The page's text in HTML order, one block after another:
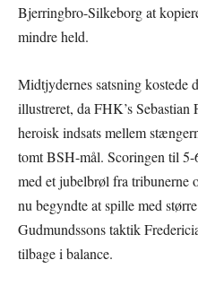
Bjerringbro-Silkeborg at
mindre held.
Midtjydernes satsning kostede
illustreret, da FHK’s Sebastian
heroisk indsats mellem
tomt BSH-mål. Scoringen til
med et jubelbrøl fra tribunerne
nu begyndte at spille med
Gudmundssons taktik
tilbage i balance.